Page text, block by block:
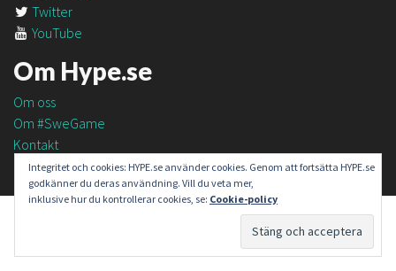
Twitter
YouTube
Om Hype.se
Om oss
Om #SweGame
Kontakt
Integritet och cookies: HYPE.se använder cookies. Genom att fortsätta HYPE.se
godkänner du deras användning. Vill du veta mer,
inklusive hur du kontrollerar cookies, se: Cookie-policy